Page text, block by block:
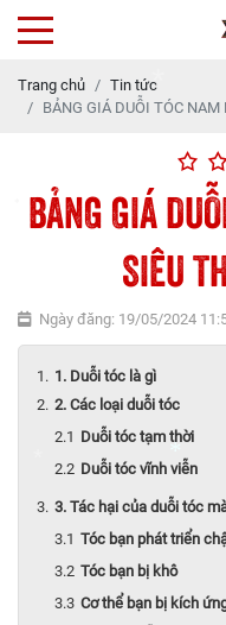
* *
*
*
Trang chủ
Tin tức
BẢNG GIÁ DUỖI TÓC
BẢNG GIÁ
SIÊU
Ngày đăng: 19/05/2024
1. Duỗi tóc là gì
2. Các loại duỗi tóc
Duỗi tóc tạm thời
Duỗi tóc vĩnh viễn
3. Tác hại của duỗi tóc
Tóc bạn phát triển
Tóc bạn bị khô
Cơ thể bạn bị kích